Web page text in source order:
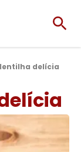
delícia